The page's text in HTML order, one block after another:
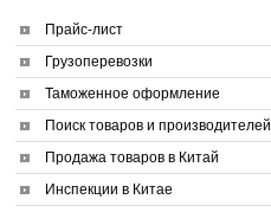
Прайс-лист
Грузоперевозки
Таможенное оформление
Поиск товаров и производителей
Продажа товаров в Китай
Инспекции в Китае